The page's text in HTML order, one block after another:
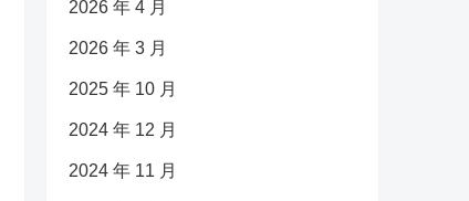
2026 年 4 月
2026 年 3 月
2025 年 10 月
2024 年 12 月
2024 年 11 月